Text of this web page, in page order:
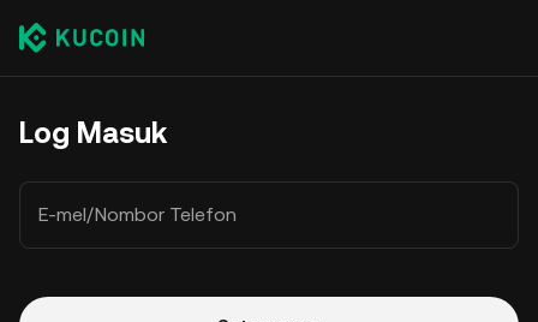
Log Masuk
E-mel/Nombor Telefon